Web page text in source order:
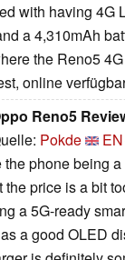
with having 4G
a 4,310mAh
the Reno5
online
Reno5
Pokde
the phone being
the price is a bit
a 5G-ready
a good OLED